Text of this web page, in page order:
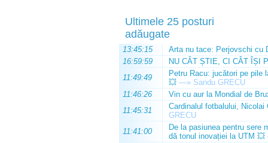
Ultimele 25 posturi
adăugate
13:45:15
Arta nu tace: Perjovschi cu
16:59:59
NU CÂT ȘTIE, CI CÂT ÎȘI
11:49:49
Petru Racu: jucători pe pile
💥 —» Sandu GRECU
11:46:26
Vin cu aur la Mondial de
11:45:31
Cardinalul fotbalului,
GRECU
11:41:00
De la pasiunea pentru sere
dă tonul inovației la UTM 💥